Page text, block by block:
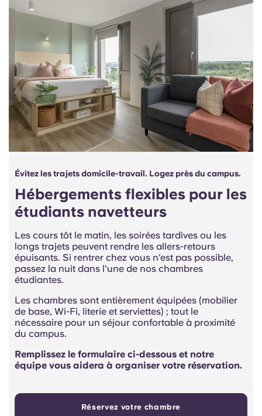
Évitez les trajets domicile-travail. Logez près du campus.
Hébergements flexibles pour les
étudiants navetteurs
Les cours tôt le matin, les soirées tardives ou les
longs trajets peuvent rendre les allers-retours
épuisants. Si rentrer chez vous n'est pas possible,
passez la nuit dans l'une de nos chambres
étudiantes.
Les chambres sont entièrement équipées (mobilier
de base, Wi-Fi, literie et serviettes) ; tout le
nécessaire pour un séjour confortable à proximité
du campus.
Remplissez le formulaire ci-dessous et notre
équipe vous aidera à organiser votre réservation.
Réservez votre chambre